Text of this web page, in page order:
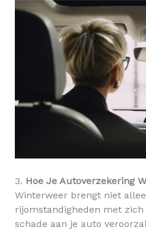
3. Hoe Je Autoverzekering
Winterweer brengt niet
rijomstandigheden met
schade aan je auto